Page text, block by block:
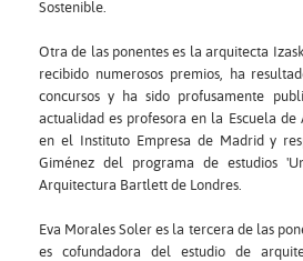
Sostenible.
Otra de las ponentes es la arquitecta
recibido numerosos premios, ha
concursos y ha sido profusamente
actualidad es profesora en la Escuela
en el Instituto Empresa de Madrid y
Giménez del programa de estudios
Arquitectura Bartlett de Londres.
Eva Morales Soler es la tercera de las
es cofundadora del estudio de